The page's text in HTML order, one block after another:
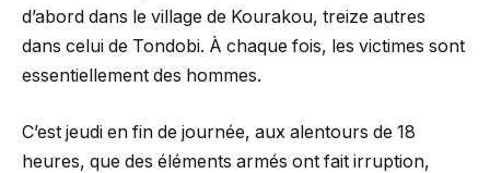
d’abord dans le village de Kourakou, treize autres
dans celui de Tondobi. À chaque fois, les victimes sont
essentiellement des hommes.
C’est jeudi en fin de journée, aux alentours de 18
heures, que des éléments armés ont fait irruption,